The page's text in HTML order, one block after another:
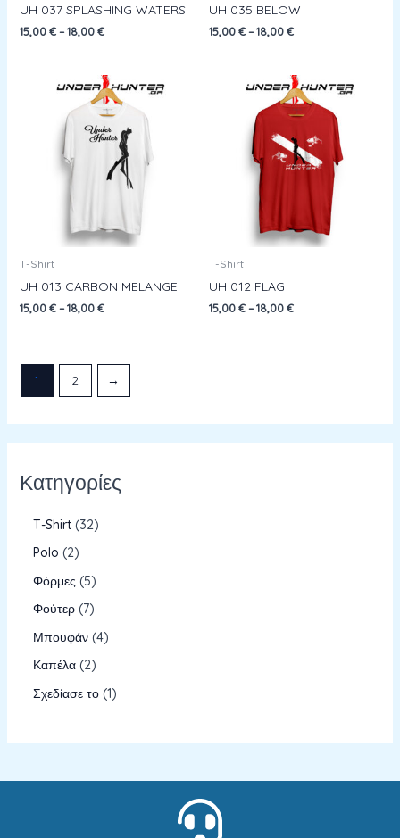
Κατηγορίες
T-Shirt 32
Polo 2
Φόρμες 5
Φούτερ 7
Μπουφάν 4
Καπέλα 2
Σχεδίασε το 1
UH 037 SPLASHING WATERS
15,00€–18,00€
UH 035 BELOW
15,00€–18,00€
T-Shirt
UH 013 CARBON MELANGE
15,00€–18,00€
T-Shirt
UH 012 FLAG
15,00€–18,00€
1 2 →